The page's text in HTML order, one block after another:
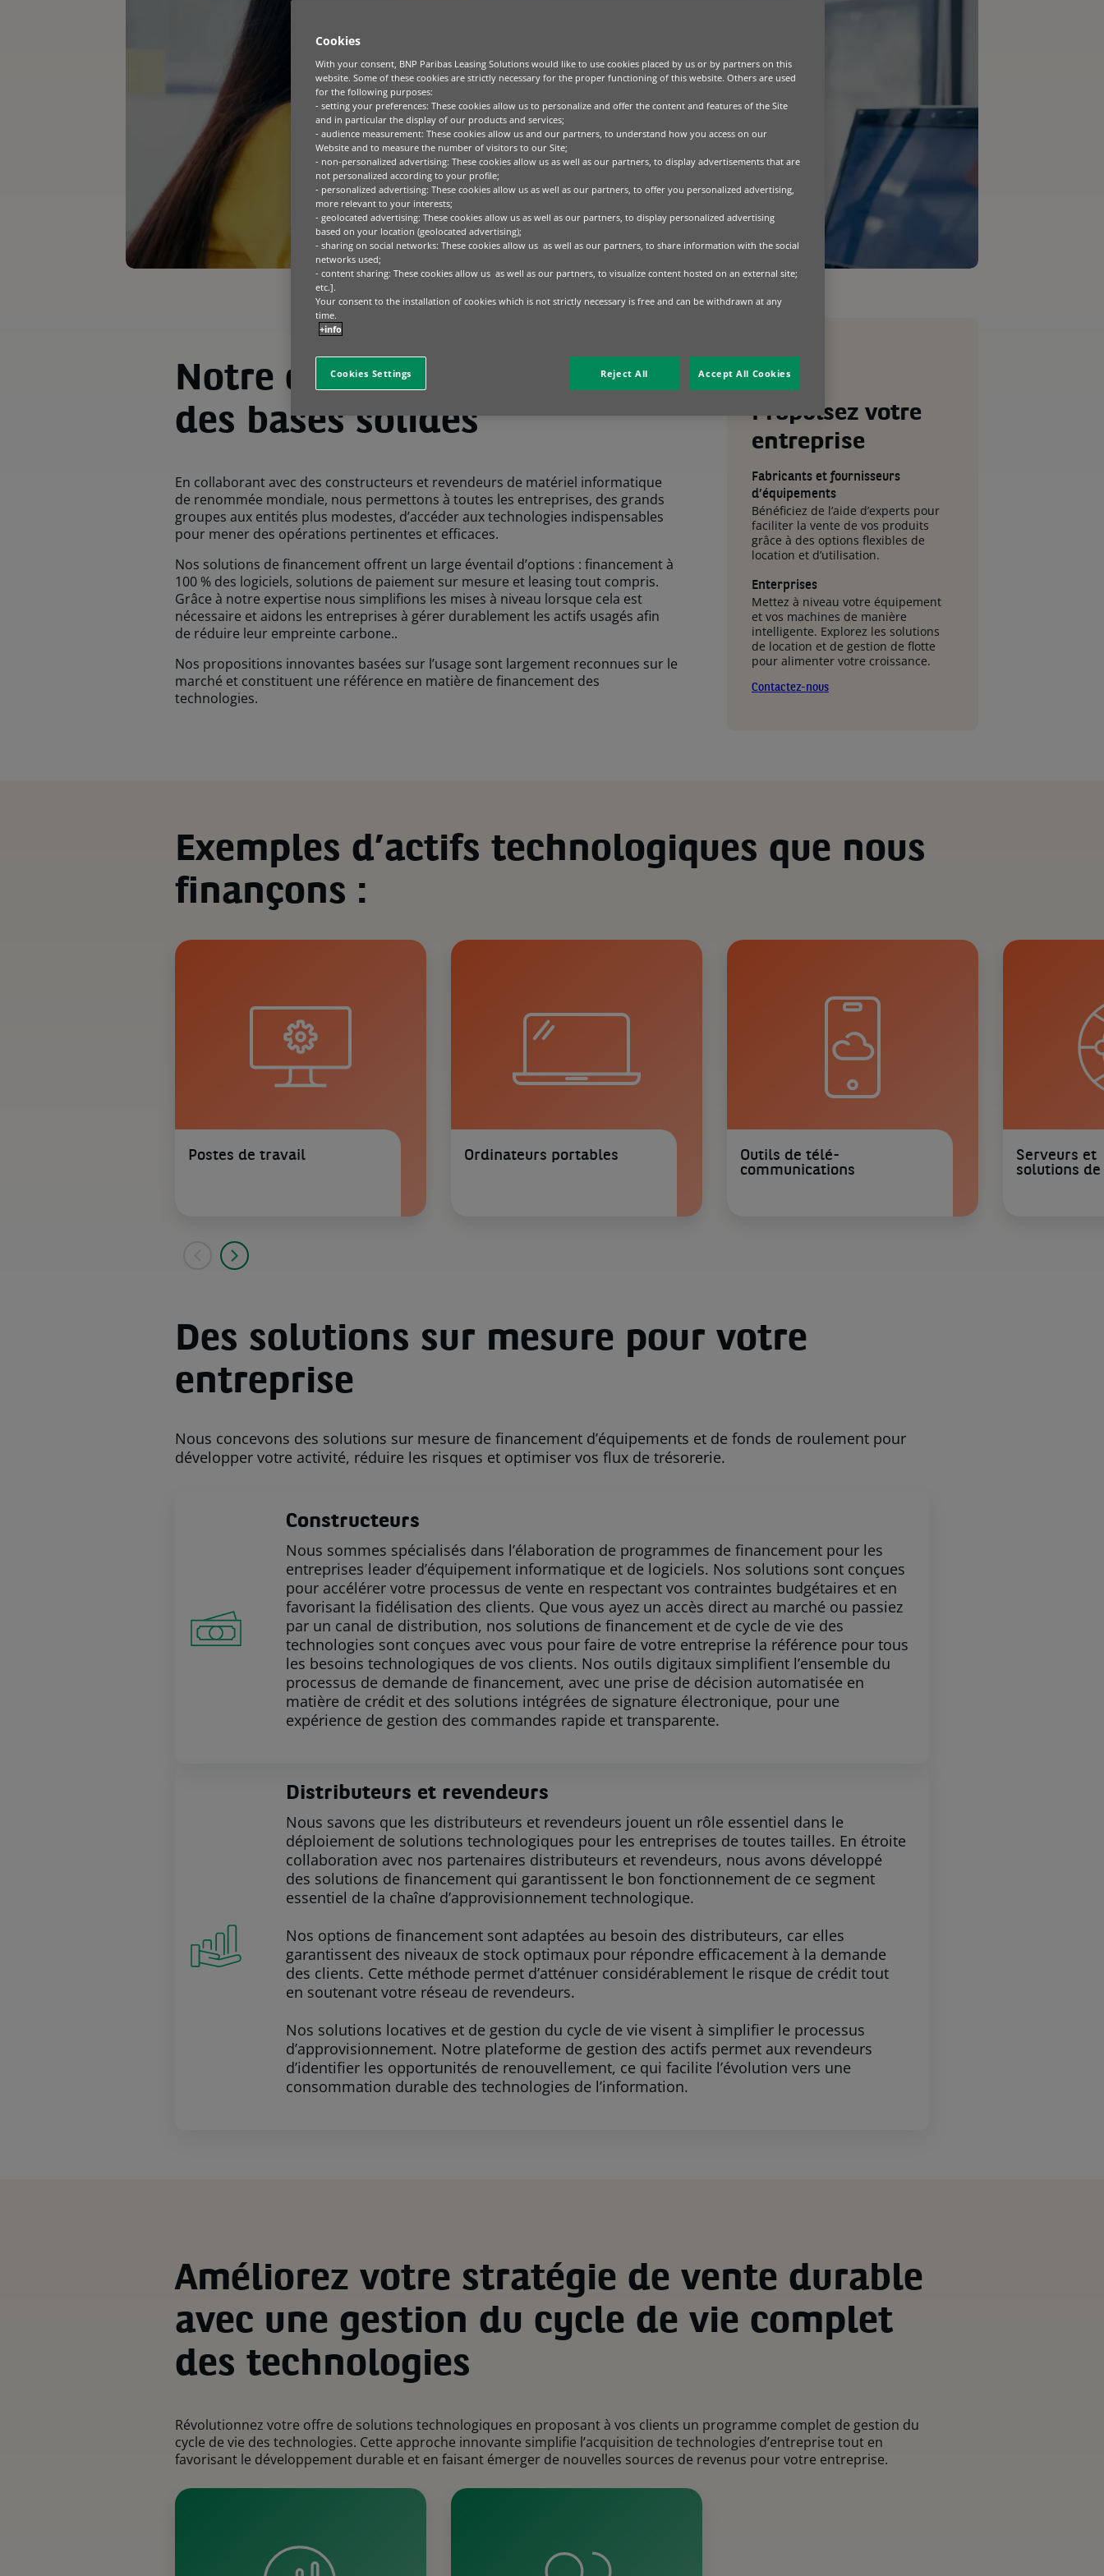
Notre expertise s’appuie sur
des bases solides
En collaborant avec des constructeurs et revendeurs de matériel informatique
de renommée mondiale, nous permettons à toutes les entreprises, des grands
groupes aux entités plus modestes, d’accéder aux technologies indispensables
pour mener des opérations pertinentes et efficaces.
Nos solutions de financement offrent un large éventail d’options : financement à
100 % des logiciels, solutions de paiement sur mesure et leasing tout compris.
Grâce à notre expertise nous simplifions les mises à niveau lorsque cela est
nécessaire et aidons les entreprises à gérer durablement les actifs usagés afin
de réduire leur empreinte carbone..
Nos propositions innovantes basées sur l’usage sont largement reconnues sur le
marché et constituent une référence en matière de financement des
technologies.
Propulsez votre
entreprise
Fabricants et fournisseurs
d’équipements
Bénéficiez de l’aide d’experts pour
faciliter la vente de vos produits
grâce à des options flexibles de
location et d’utilisation.
Enterprises
Mettez à niveau votre équipement
et vos machines de manière
intelligente. Explorez les solutions
de location et de gestion de flotte
pour alimenter votre croissance.
Contactez-nous
Exemples d’actifs technologiques que nous
finançons :
Postes de travail Ordinateurs portables
Outils de télé-
communications
Serveurs et
solutions
Des solutions sur mesure pour votre
entreprise
Nous concevons des solutions sur mesure de financement d’équipements et de fonds de roulement pour
développer votre activité, réduire les risques et optimiser vos flux de trésorerie.
Constructeurs
Nous sommes spécialisés dans l’élaboration de programmes de financement pour les
entreprises leader d’équipement informatique et de logiciels. Nos solutions sont conçues
pour accélérer votre processus de vente en respectant vos contraintes budgétaires et en
favorisant la fidélisation des clients. Que vous ayez un accès direct au marché ou passiez
par un canal de distribution, nos solutions de financement et de cycle de vie des
technologies sont conçues avec vous pour faire de votre entreprise la référence pour tous
les besoins technologiques de vos clients. Nos outils digitaux simplifient l’ensemble du
processus de demande de financement, avec une prise de décision automatisée en
matière de crédit et des solutions intégrées de signature électronique, pour une
expérience de gestion des commandes rapide et transparente.
Distributeurs et revendeurs
Nous savons que les distributeurs et revendeurs jouent un rôle essentiel dans le
déploiement de solutions technologiques pour les entreprises de toutes tailles. En étroite
collaboration avec nos partenaires distributeurs et revendeurs, nous avons développé
des solutions de financement qui garantissent le bon fonctionnement de ce segment
essentiel de la chaîne d’approvisionnement technologique.
Nos options de financement sont adaptées au besoin des distributeurs, car elles
garantissent des niveaux de stock optimaux pour répondre efficacement à la demande
des clients. Cette méthode permet d’atténuer considérablement le risque de crédit tout
en soutenant votre réseau de revendeurs.
Nos solutions locatives et de gestion du cycle de vie visent à simplifier le processus
d’approvisionnement. Notre plateforme de gestion des actifs permet aux revendeurs
d’identifier les opportunités de renouvellement, ce qui facilite l’évolution vers une
consommation durable des technologies de l’information.
Améliorez votre stratégie de vente durable
avec une gestion du cycle de vie complet
des technologies
Révolutionnez votre offre de solutions technologiques en proposant à vos clients un programme complet de gestion du
cycle de vie des technologies. Cette approche innovante simplifie l’acquisition de technologies d’entreprise tout en
favorisant le développement durable et en faisant émerger de nouvelles sources de revenus pour votre entreprise.
Cookies
With your consent, BNP Paribas Leasing Solutions would like to use cookies placed by us or by partners on this
website. Some of these cookies are strictly necessary for the proper functioning of this website. Others are used
for the following purposes:
- setting your preferences: These cookies allow us to personalize and offer the content and features of the Site
and in particular the display of our products and services;
- audience measurement: These cookies allow us and our partners, to understand how you access on our
Website and to measure the number of visitors to our Site;
- non-personalized advertising: These cookies allow us as well as our partners, to display advertisements that are
not personalized according to your profile;
- personalized advertising: These cookies allow us as well as our partners, to offer you personalized advertising,
more relevant to your interests;
- geolocated advertising: These cookies allow us as well as our partners, to display personalized advertising
based on your location (geolocated advertising);
- sharing on social networks: These cookies allow us as well as our partners, to share information with the social
networks used;
- content sharing: These cookies allow us as well as our partners, to visualize content hosted on an external site;
etc.].
Your consent to the installation of cookies which is not strictly necessary is free and can be withdrawn at any
time.
+info
Cookies Settings Reject All Accept All Cookies